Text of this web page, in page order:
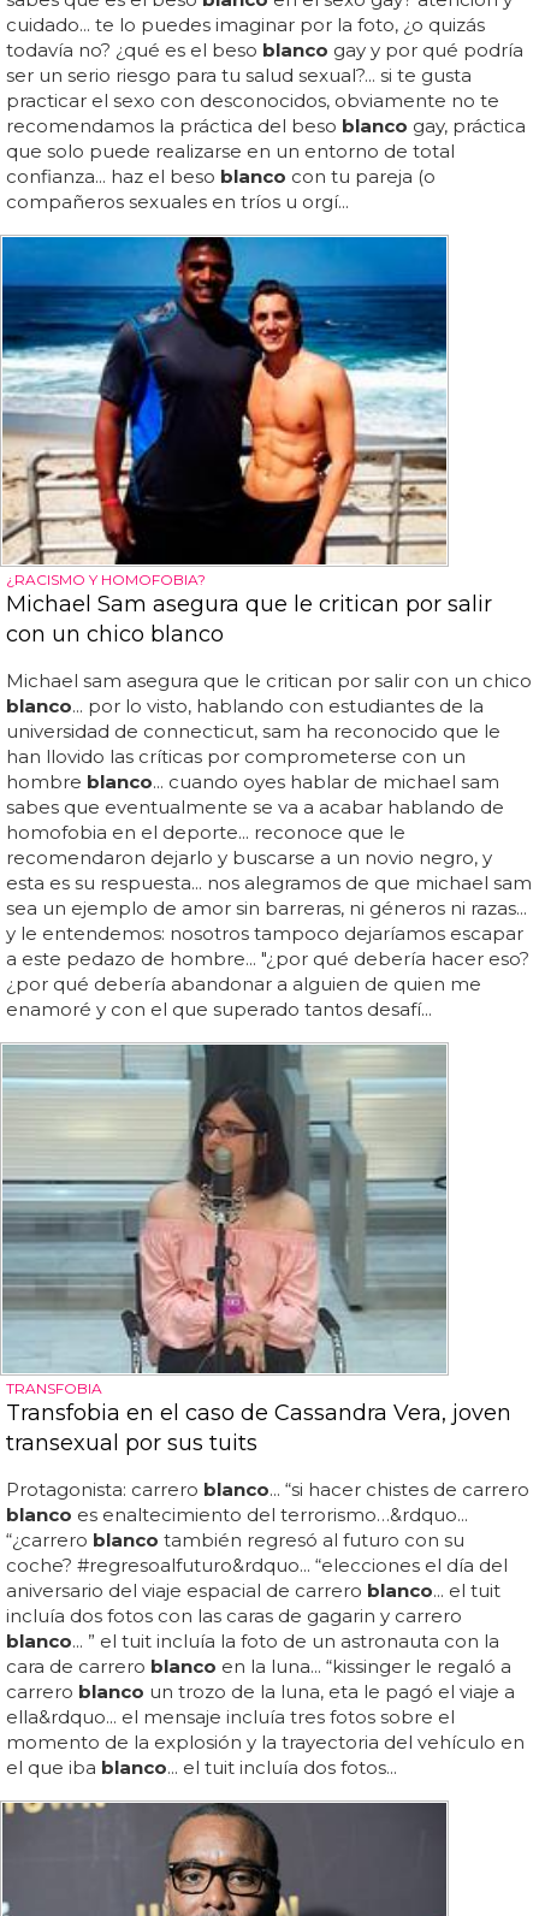
cuidado... te lo puedes imaginar por la foto, ¿o quizás
todavía no? ¿qué es el beso blanco gay y por qué podría
ser un serio riesgo para tu salud sexual?... si te gusta
practicar el sexo con desconocidos, obviamente no te
recomendamos la práctica del beso blanco gay, práctica
que solo puede realizarse en un entorno de total
confianza... haz el beso blanco con tu pareja (o
compañeros sexuales en tríos u orgí...
¿RACISMO Y HOMOFOBIA?
Michael Sam asegura que le critican por salir
con un chico blanco
Michael sam asegura que le critican por salir con un chico
blanco... por lo visto, hablando con estudiantes de la
universidad de connecticut, sam ha reconocido que le
han llovido las críticas por comprometerse con un
hombre blanco... cuando oyes hablar de michael sam
sabes que eventualmente se va a acabar hablando de
homofobia en el deporte... reconoce que le
recomendaron dejarlo y buscarse a un novio negro, y
esta es su respuesta... nos alegramos de que michael sam
sea un ejemplo de amor sin barreras, ni géneros ni razas...
y le entendemos: nosotros tampoco dejaríamos escapar
a este pedazo de hombre... "¿por qué debería hacer eso?
¿por qué debería abandonar a alguien de quien me
enamoré y con el que superado tantos desafí...
TRANSFOBIA
Transfobia en el caso de Cassandra Vera, joven
transexual por sus tuits
Protagonista: carrero blanco... “si hacer chistes de carrero
blanco es enaltecimiento del terrorismo…&rdquo...
“¿carrero blanco también regresó al futuro con su
coche? #regresoalfuturo&rdquo... “elecciones el día del
aniversario del viaje espacial de carrero blanco... el tuit
incluía dos fotos con las caras de gagarin y carrero
blanco... ” el tuit incluía la foto de un astronauta con la
cara de carrero blanco en la luna... “kissinger le regaló a
carrero blanco un trozo de la luna, eta le pagó el viaje a
ella&rdquo... el mensaje incluía tres fotos sobre el
momento de la explosión y la trayectoria del vehículo en
el que iba blanco... el tuit incluía dos fotos...